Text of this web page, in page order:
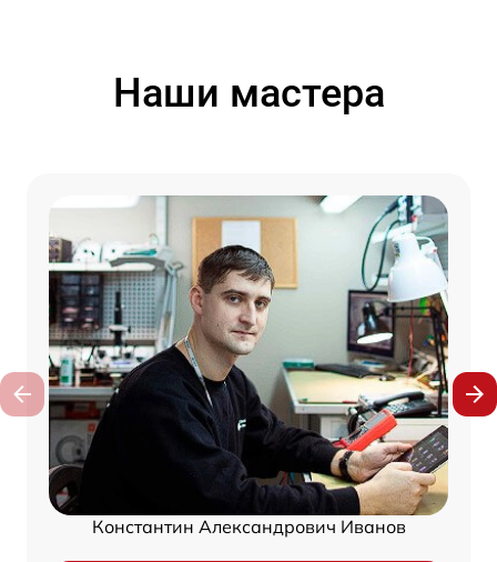
Наши мастера
Константин Александрович Иванов